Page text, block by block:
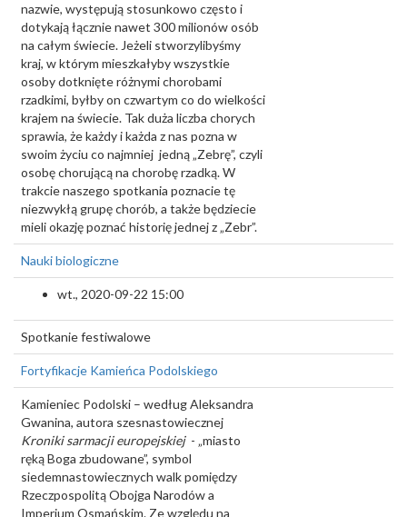
nazwie, występują stosunkowo często i
dotykają łącznie nawet 300 milionów osób
na całym świecie. Jeżeli stworzylibyśmy
kraj, w którym mieszkałyby wszystkie
osoby dotknięte różnymi chorobami
rzadkimi, byłby on czwartym co do wielkości
krajem na świecie. Tak duża liczba chorych
sprawia, że każdy i każda z nas pozna w
swoim życiu co najmniej jedną „Zebrę”, czyli
osobę chorującą na chorobę rzadką. W
trakcie naszego spotkania poznacie tę
niezwykłą grupę chorób, a także będziecie
mieli okazję poznać historię jednej z „Zebr”.
Nauki biologiczne
wt., 2020-09-22 15:00
Spotkanie festiwalowe
Fortyfikacje Kamieńca Podolskiego
Kamieniec Podolski – według Aleksandra
Gwanina, autora szesnastowiecznej
Kroniki sarmacji europejskiej - „miasto
ręką Boga zbudowane”, symbol
siedemnastowiecznych walk pomiędzy
Rzeczpospolitą Obojga Narodów a
Imperium Osmańskim. Ze względu na